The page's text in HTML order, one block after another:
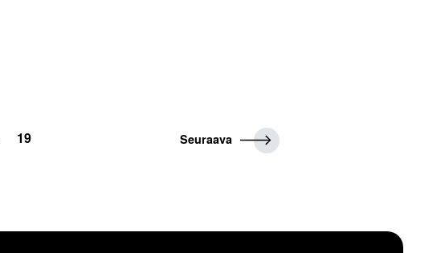
19
S
Seuraava